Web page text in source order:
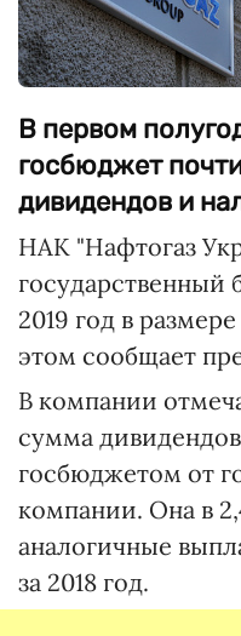
В первом
госбюджет
дивидендов и
НАК "Нафтогаз
государственный
2019 год в
этом сообщает
В компании
сумма
госбюджетом от
компании. Она в
аналогичные
за 2018 год.